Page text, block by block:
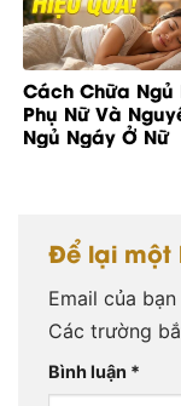
Cách Chữa Ngủ
Phụ Nữ Và
Ngủ Ngáy Ở Nữ
Để lại một
Email của
Các trường
Bình luận *